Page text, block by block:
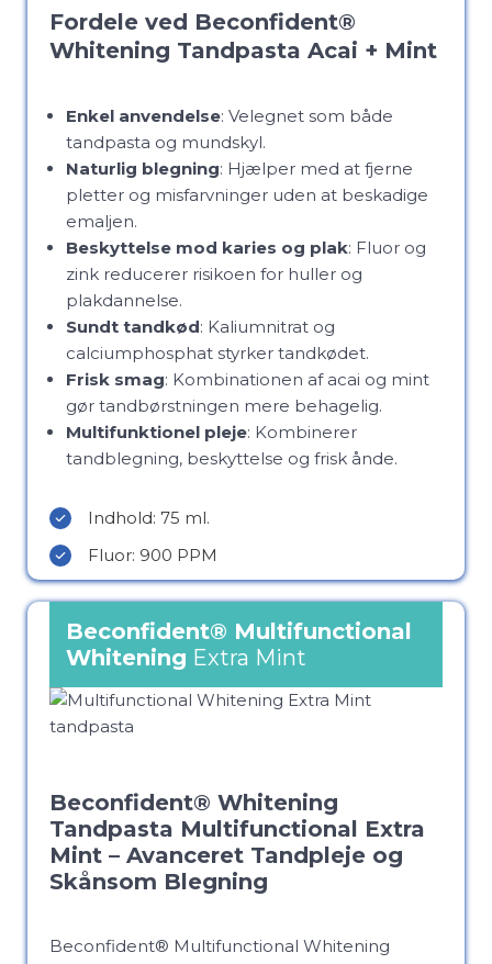
Fordele ved Beconfident®
Whitening Tandpasta Acai + Mint
Enkel anvendelse: Velegnet som både
tandpasta og mundskyl.
Naturlig blegning: Hjælper med at fjerne
pletter og misfarvninger uden at beskadige
emaljen.
Beskyttelse mod karies og plak: Fluor og
zink reducerer risikoen for huller og
plakdannelse.
Sundt tandkød: Kaliumnitrat og
calciumphosphat styrker tandkødet.
Frisk smag: Kombinationen af acai og mint
gør tandbørstningen mere behagelig.
Multifunktionel pleje: Kombinerer
tandblegning, beskyttelse og frisk ånde.
Indhold: 75 ml.
Fluor: 900 PPM
Beconfident® Multifunctional
Whitening Extra Mint
Beconfident® Whitening
Tandpasta Multifunctional Extra
Mint – Avanceret Tandpleje og
Skånsom Blegning
Beconfident® Multifunctional Whitening